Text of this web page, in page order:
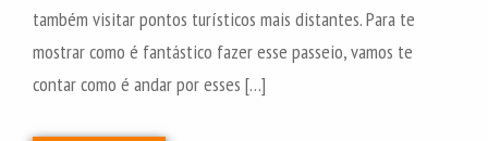
também visitar pontos turísticos mais distantes. Para te
mostrar como é fantástico fazer esse passeio, vamos te
contar como é andar por esses […]